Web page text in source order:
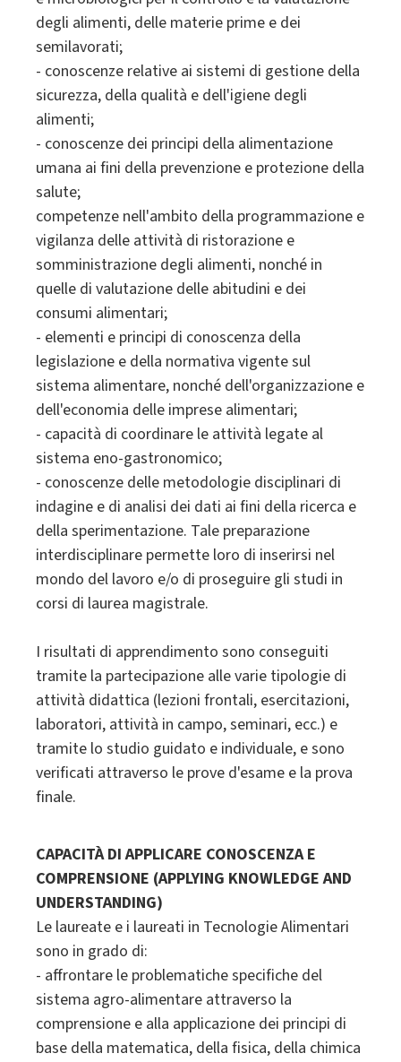
degli alimenti, delle materie prime e dei
semilavorati;
- conoscenze relative ai sistemi di gestione della
sicurezza, della qualità e dell'igiene degli
alimenti;
- conoscenze dei principi della alimentazione
umana ai fini della prevenzione e protezione della
salute;
competenze nell'ambito della programmazione e
vigilanza delle attività di ristorazione e
somministrazione degli alimenti, nonché in
quelle di valutazione delle abitudini e dei
consumi alimentari;
- elementi e principi di conoscenza della
legislazione e della normativa vigente sul
sistema alimentare, nonché dell'organizzazione e
dell'economia delle imprese alimentari;
- capacità di coordinare le attività legate al
sistema eno-gastronomico;
- conoscenze delle metodologie disciplinari di
indagine e di analisi dei dati ai fini della ricerca e
della sperimentazione. Tale preparazione
interdisciplinare permette loro di inserirsi nel
mondo del lavoro e/o di proseguire gli studi in
corsi di laurea magistrale.
I risultati di apprendimento sono conseguiti
tramite la partecipazione alle varie tipologie di
attività didattica (lezioni frontali, esercitazioni,
laboratori, attività in campo, seminari, ecc.) e
tramite lo studio guidato e individuale, e sono
verificati attraverso le prove d'esame e la prova
finale.
CAPACITÀ DI APPLICARE CONOSCENZA E
COMPRENSIONE (APPLYING KNOWLEDGE AND
UNDERSTANDING)
Le laureate e i laureati in Tecnologie Alimentari
sono in grado di:
- affrontare le problematiche specifiche del
sistema agro-alimentare attraverso la
comprensione e alla applicazione dei principi di
base della matematica, della fisica, della chimica